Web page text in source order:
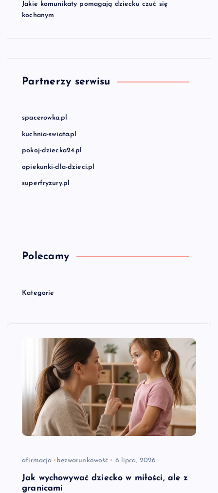
Jakie komunikaty pomagają dziecku czuć się
kochanym
Partnerzy serwisu
spacerowka.pl
kuchnia-swiata.pl
pokoj-dziecka24.pl
opiekunki-dla-dzieci.pl
superfryzury.pl
Polecamy
Kategorie
afirmacja bezwarunkowość 6 lipca, 2026
Jak wychowywać dziecko w miłości, ale z
granicami